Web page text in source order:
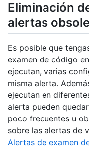
Eliminación
alertas
Es posible que
examen de código
ejecutan, varias
misma alerta.
ejecutan en
alerta pueden
poco frecuentes u
sobre las alertas de
Alertas de examen